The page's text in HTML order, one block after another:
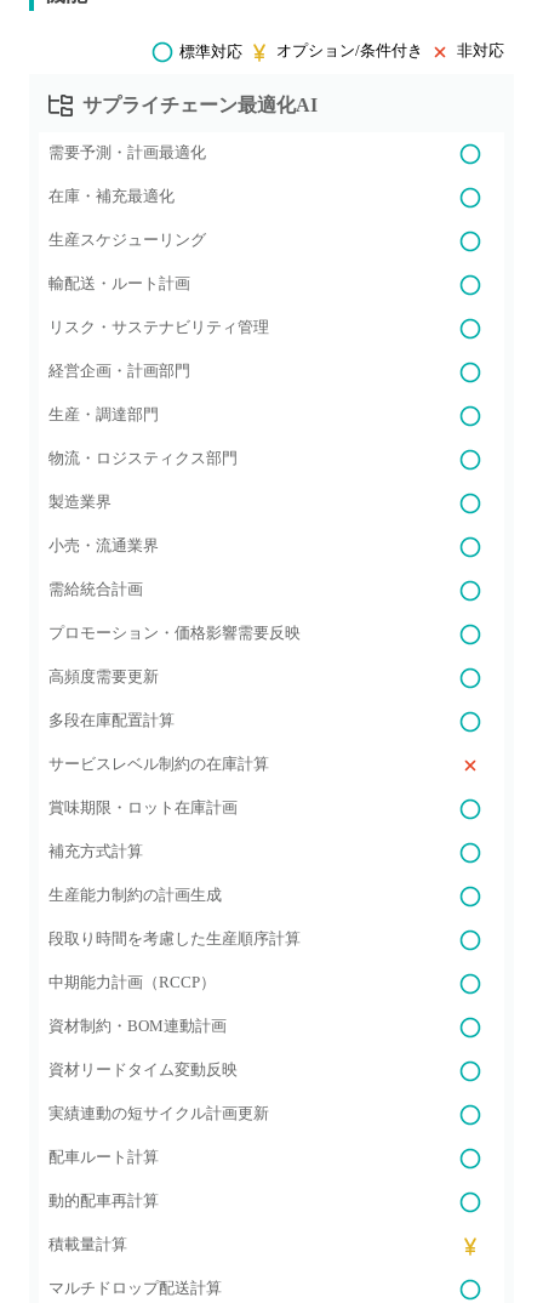
標準対応 オプション/条件付き 非対応
サプライチェーン最適化AI
需要予測・計画最適化
在庫・補充最適化
生産スケジューリング
輸配送・ルート計画
リスク・サステナビリティ管理
経営企画・計画部門
生産・調達部門
物流・ロジスティクス部門
製造業界
小売・流通業界
需給統合計画
プロモーション・価格影響需要反映
高頻度需要更新
多段在庫配置計算
サービスレベル制約の在庫計算
賞味期限・ロット在庫計画
補充方式計算
生産能力制約の計画生成
段取り時間を考慮した生産順序計算
中期能力計画（RCCP）
資材制約・BOM連動計画
資材リードタイム変動反映
実績連動の短サイクル計画更新
配車ルート計算
動的配車再計算
積載量計算
マルチドロップ配送計算